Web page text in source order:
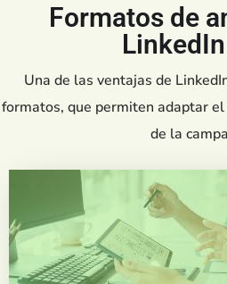
Formatos de
Una de las ventajas de
formatos, que permiten adaptar
de la
Publicaciones
directamente en el feed
clientes.